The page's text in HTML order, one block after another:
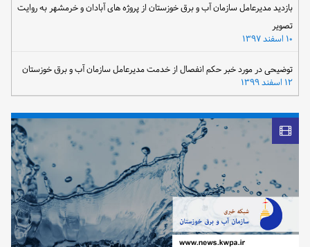
بازدید مدیرعامل سازمان آب و برق خوزستان از پروژه های آبادان و خرمشهر به روایت
تصویر
توضیحی در مورد خبر حکم انفصال از خدمت مدیرعامل سازمان آب و برق خوزستان
۱۲ اسفند ۱۳۹۹